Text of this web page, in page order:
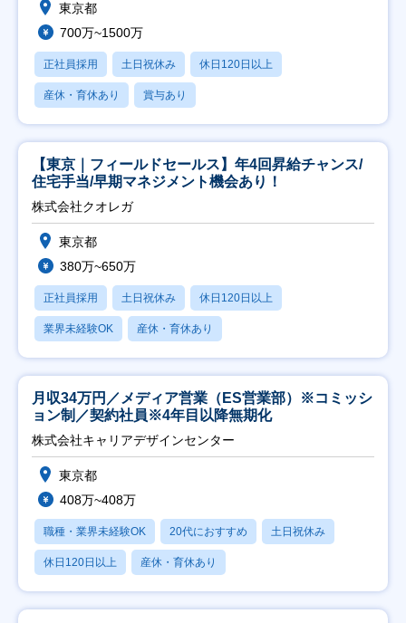
東京都
700万~1500万
正社員採用 土日祝休み 休日120日以上
産休・育休あり 賞与あり
【東京｜フィールドセールス】年4回昇給チャンス/
住宅手当/早期マネジメント機会あり！
株式会社クオレガ
東京都
380万~650万
正社員採用 土日祝休み 休日120日以上
業界未経験OK 産休・育休あり
月収34万円／メディア営業（ES営業部）※コミッシ
ョン制／契約社員※4年目以降無期化
株式会社キャリアデザインセンター
東京都
408万~408万
職種・業界未経験OK 20代におすすめ 土日祝休み
休日120日以上 産休・育休あり